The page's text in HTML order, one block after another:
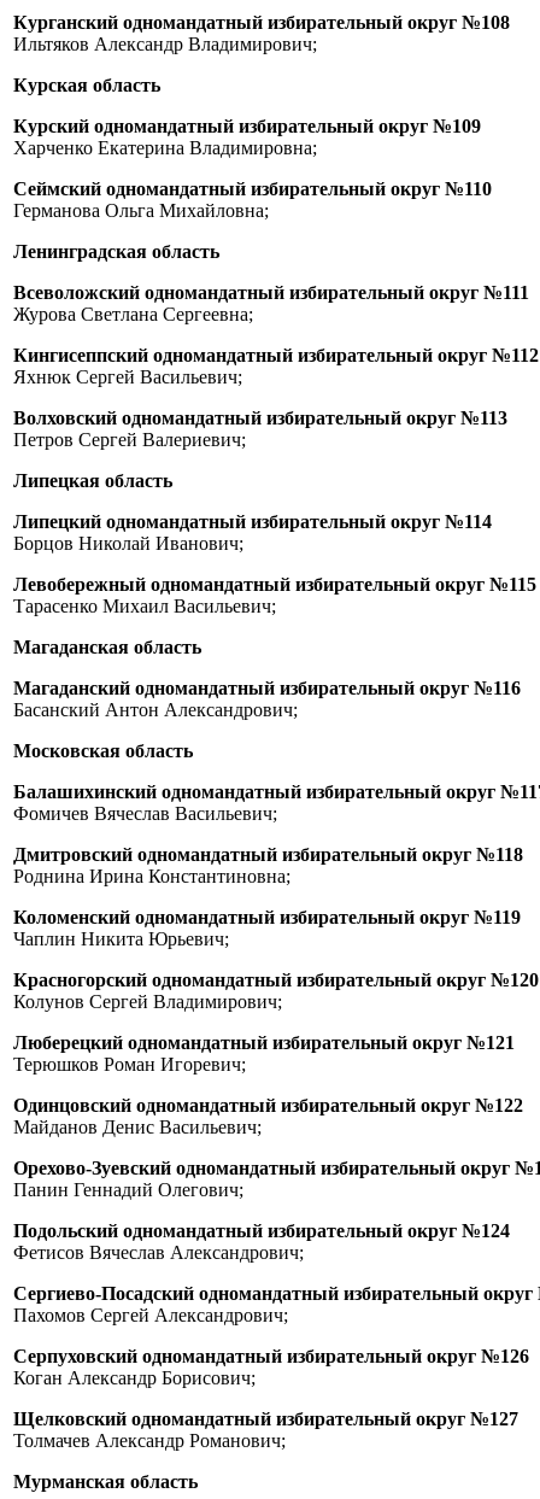
Курганский одномандатный избирательный округ №108
Ильтяков Александр Владимирович;
Курская область
Курский одномандатный избирательный округ №109
Харченко Екатерина Владимировна;
Сеймский одномандатный избирательный округ №110
Германова Ольга Михайловна;
Ленинградская область
Всеволожский одномандатный избирательный округ №111
Журова Светлана Сергеевна;
Кингисеппский одномандатный избирательный округ №112
Яхнюк Сергей Васильевич;
Волховский одномандатный избирательный округ №113
Петров Сергей Валериевич;
Липецкая область
Липецкий одномандатный избирательный округ №114
Борцов Николай Иванович;
Левобережный одномандатный избирательный округ №115
Тарасенко Михаил Васильевич;
Магаданская область
Магаданский одномандатный избирательный округ №116
Басанский Антон Александрович;
Московская область
Балашихинский одномандатный избирательный округ
Фомичев Вячеслав Васильевич;
Дмитровский одномандатный избирательный округ №118
Роднина Ирина Константиновна;
Коломенский одномандатный избирательный округ №119
Чаплин Никита Юрьевич;
Красногорский одномандатный избирательный округ №120
Колунов Сергей Владимирович;
Люберецкий одномандатный избирательный округ №121
Терюшков Роман Игоревич;
Одинцовский одномандатный избирательный округ №122
Майданов Денис Васильевич;
Орехово-Зуевский одномандатный избирательный округ
Панин Геннадий Олегович;
Подольский одномандатный избирательный округ №124
Фетисов Вячеслав Александрович;
Сергиево-Посадский одномандатный избирательный
Пахомов Сергей Александрович;
Серпуховский одномандатный избирательный округ №126
Коган Александр Борисович;
Щелковский одномандатный избирательный округ №127
Толмачев Александр Романович;
Мурманская область